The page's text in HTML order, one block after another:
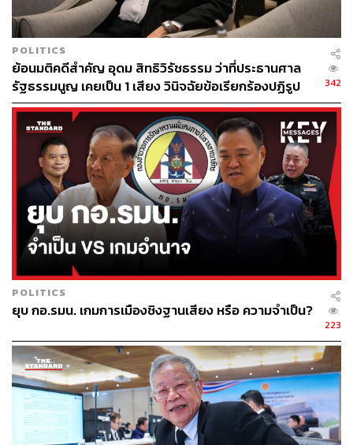
POLITICS
ย้อนมติคดีสำคัญ อุดม สิทธิวิรัชธรรม ว่าที่ประธานศาล
รัฐธรรมนูญ เคยเป็น 1 เสียง วินิจฉัยข้อเรียกร้องปฏิรูป
สถาบันฯ ไม่เข้าข่ายล้มล้าง
342
POLITICS
ยุบ กอ.รมน. เกมการเมืองชิงฐานเสียง หรือ ความจำเป็น?
223